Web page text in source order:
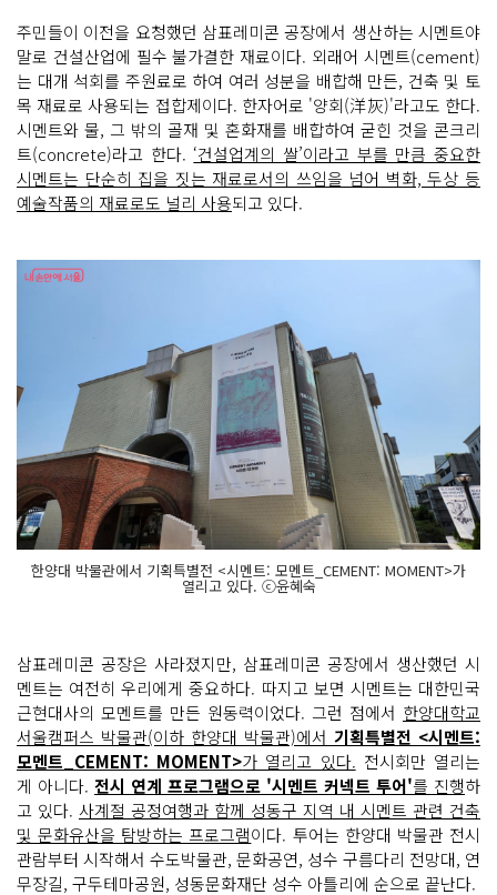
주민들이 이전을 요청했던 삼표레미콘 공장에서 생산하는 시멘트야
말로 건설산업에 필수 불가결한 재료이다. 외래어 시멘트(cement)
는 대개 석회를 주원료로 하여 여러 성분을 배합해 만든, 건축 및 토
목 재료로 사용되는 접합제이다. 한자어로 '양회(洋灰)'라고도 한다.
시멘트와 물, 그 밖의 골재 및 혼화재를 배합하여 굳힌 것을 콘크리
트(concrete)라고 한다. ‘건설업계의 쌀’이라고 부를 만큼 중요한
시멘트는 단순히 집을 짓는 재료로서의 쓰임을 넘어 벽화, 두상 등
예술작품의 재료로도 널리 사용되고 있다.
한양대 박물관에서 기획특별전 <시멘트: 모멘트_CEMENT: MOMENT>가
열리고 있다. ⓒ윤혜숙
삼표레미콘 공장은 사라졌지만, 삼표레미콘 공장에서 생산했던 시
멘트는 여전히 우리에게 중요하다. 따지고 보면 시멘트는 대한민국
근현대사의 모멘트를 만든 원동력이었다. 그런 점에서 한양대학교
서울캠퍼스 박물관(이하 한양대 박물관)에서 기획특별전 <시멘트:
모멘트_CEMENT: MOMENT>가 열리고 있다. 전시회만 열리는
게 아니다. 전시 연계 프로그램으로 '시멘트 커넥트 투어'를 진행하
고 있다. 사계절 공정여행과 함께 성동구 지역 내 시멘트 관련 건축
및 문화유산을 탐방하는 프로그램이다. 투어는 한양대 박물관 전시
관람부터 시작해서 수도박물관, 문화공연, 성수 구름다리 전망대, 연
무장길, 구두테마공원, 성동문화재단 성수 아틀리에 순으로 끝난다.